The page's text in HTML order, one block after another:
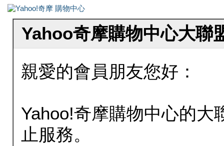
Yahoo奇摩購物中心大聯
親愛的會員朋友您好：
Yahoo!奇摩購物中心的大
止服務。